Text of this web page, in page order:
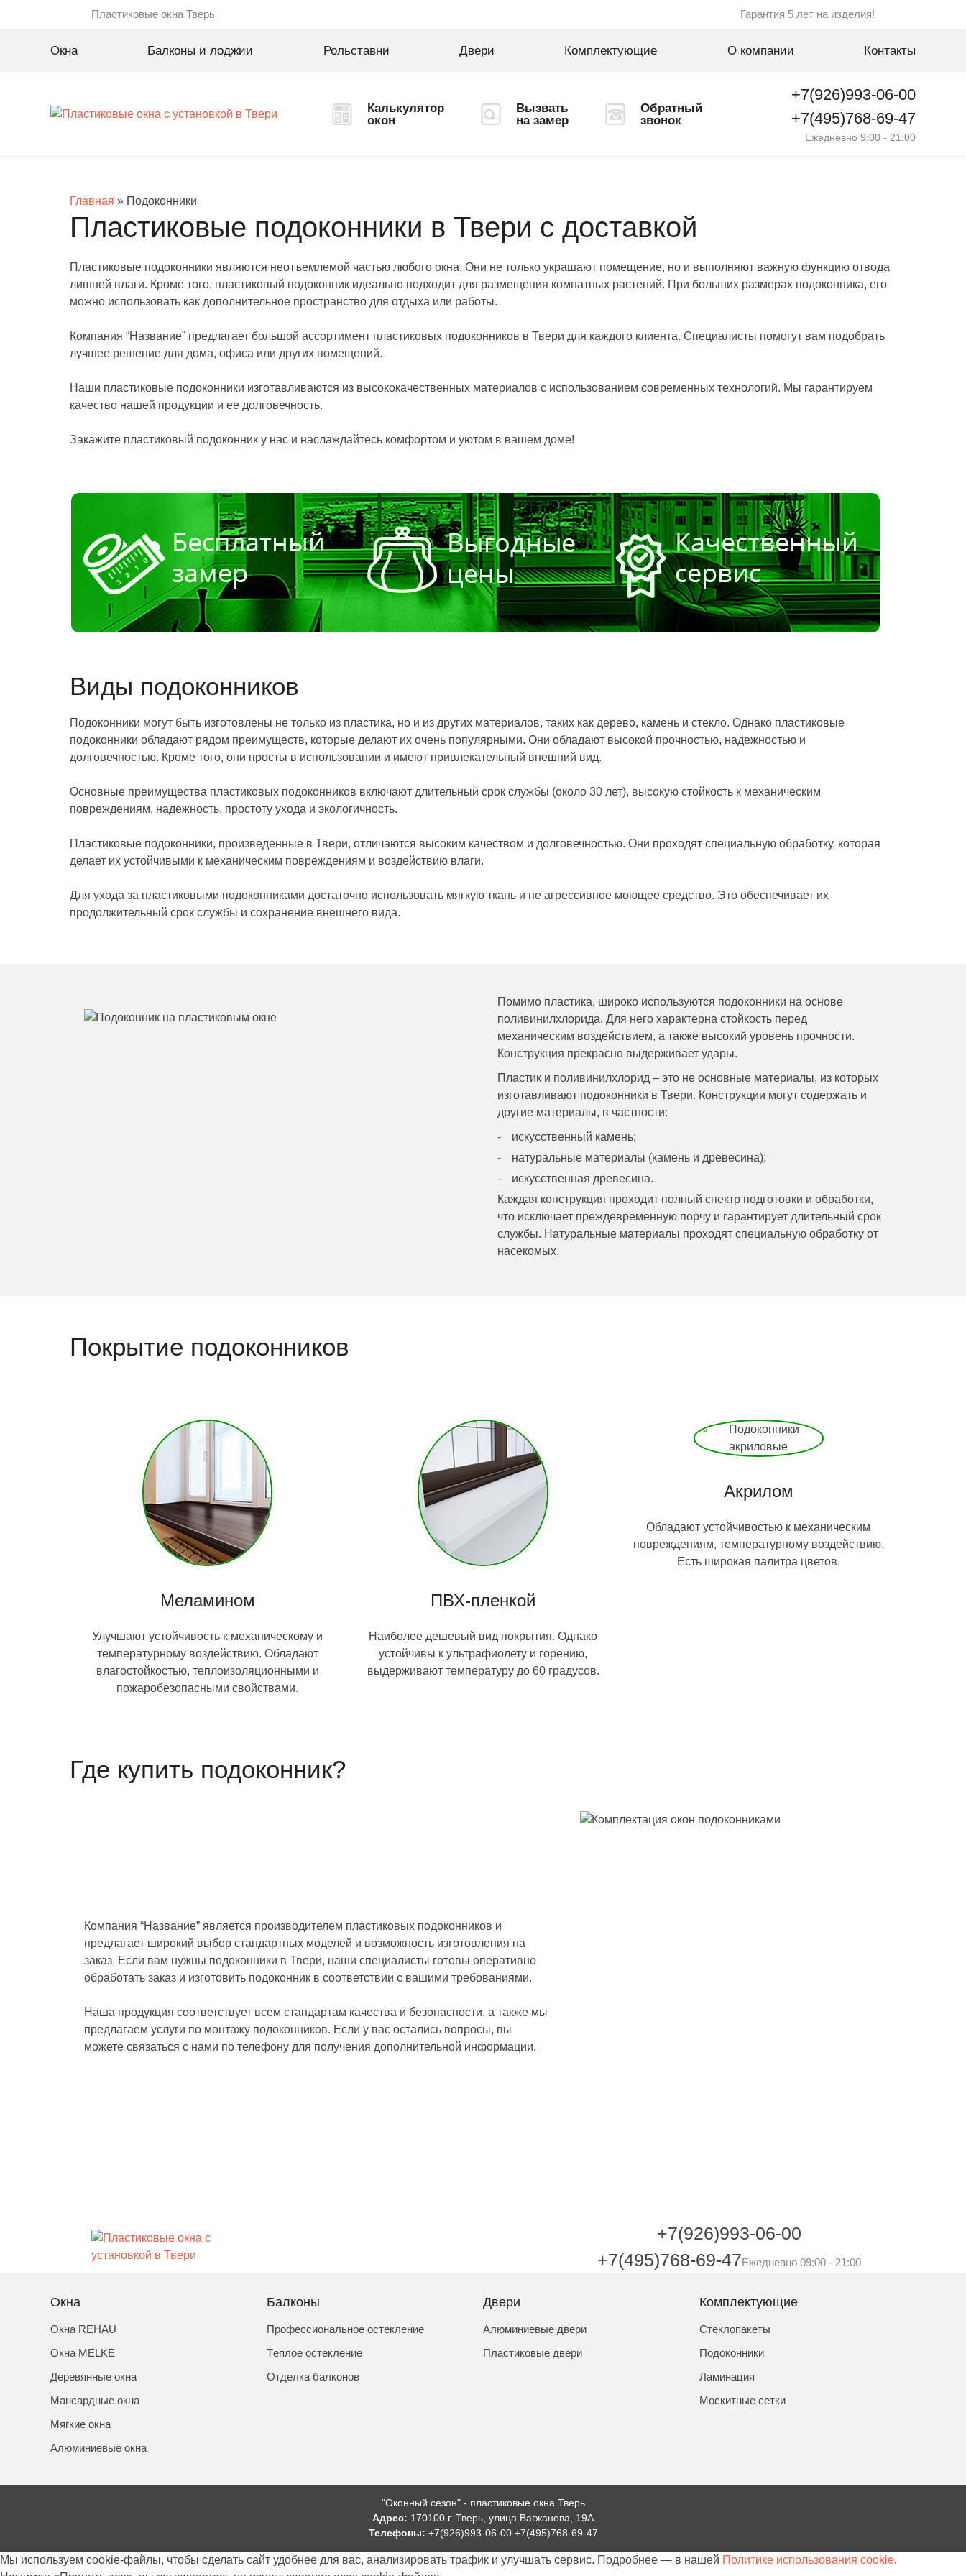
Пластиковые окна Тверь Гарантия 5 лет на изделия!
Окна Балконы и лоджии Рольставни Двери Комплектующие О компании Контакты
Калькулятор
окон
Вызвать
на замер
Обратный
звонок
+7(926)993-06-00
+7(495)768-69-47
Ежедневно 9:00 - 21:00
Главная » Подоконники
Пластиковые подоконники в Твери с доставкой
Пластиковые подоконники являются неотъемлемой частью любого окна. Они не только украшают помещение, но и выполняют важную функцию отвода
лишней влаги. Кроме того, пластиковый подоконник идеально подходит для размещения комнатных растений. При больших размерах подоконника, его
можно использовать как дополнительное пространство для отдыха или работы.
Компания “Название” предлагает большой ассортимент пластиковых подоконников в Твери для каждого клиента. Специалисты помогут вам подобрать
лучшее решение для дома, офиса или других помещений.
Наши пластиковые подоконники изготавливаются из высококачественных материалов с использованием современных технологий. Мы гарантируем
качество нашей продукции и ее долговечность.
Закажите пластиковый подоконник у нас и наслаждайтесь комфортом и уютом в вашем доме!
Виды подоконников
Подоконники могут быть изготовлены не только из пластика, но и из других материалов, таких как дерево, камень и стекло. Однако пластиковые
подоконники обладают рядом преимуществ, которые делают их очень популярными. Они обладают высокой прочностью, надежностью и
долговечностью. Кроме того, они просты в использовании и имеют привлекательный внешний вид.
Основные преимущества пластиковых подоконников включают длительный срок службы (около 30 лет), высокую стойкость к механическим
повреждениям, надежность, простоту ухода и экологичность.
Пластиковые подоконники, произведенные в Твери, отличаются высоким качеством и долговечностью. Они проходят специальную обработку, которая
делает их устойчивыми к механическим повреждениям и воздействию влаги.
Для ухода за пластиковыми подоконниками достаточно использовать мягкую ткань и не агрессивное моющее средство. Это обеспечивает их
продолжительный срок службы и сохранение внешнего вида.
Помимо пластика, широко используются подоконники на основе
поливинилхлорида. Для него характерна стойкость перед
механическим воздействием, а также высокий уровень прочности.
Конструкция прекрасно выдерживает удары.
Пластик и поливинилхлорид – это не основные материалы, из которых
изготавливают подоконники в Твери. Конструкции могут содержать и
другие материалы, в частности:
искусственный камень;
натуральные материалы (камень и древесина);
искусственная древесина.
Каждая конструкция проходит полный спектр подготовки и обработки,
что исключает преждевременную порчу и гарантирует длительный срок
службы. Натуральные материалы проходят специальную обработку от
насекомых.
Покрытие подоконников
Меламином
Улучшают устойчивость к механическому и
температурному воздействию. Обладают
влагостойкостью, теплоизоляционными и
пожаробезопасными свойствами.
ПВХ-пленкой
Наиболее дешевый вид покрытия. Однако
устойчивы к ультрафиолету и горению,
выдерживают температуру до 60 градусов.
Акрилом
Обладают устойчивостью к механическим
повреждениям, температурному воздействию.
Есть широкая палитра цветов.
Где купить подоконник?
Компания “Название” является производителем пластиковых подоконников и
предлагает широкий выбор стандартных моделей и возможность изготовления на
заказ. Если вам нужны подоконники в Твери, наши специалисты готовы оперативно
обработать заказ и изготовить подоконник в соответствии с вашими требованиями.
Наша продукция соответствует всем стандартам качества и безопасности, а также мы
предлагаем услуги по монтажу подоконников. Если у вас остались вопросы, вы
можете связаться с нами по телефону для получения дополнительной информации.
+7(926)993-06-00
+7(495)768-69-47Ежедневно 09:00 - 21:00
Окна
Окна REHAU
Окна MELKE
Деревянные окна
Мансардные окна
Мягкие окна
Алюминиевые окна
Балконы
Профессиональное остекление
Тёплое остекление
Отделка балконов
Двери
Алюминиевые двери
Пластиковые двери
Комплектующие
Стеклопакеты
Подоконники
Ламинация
Москитные сетки
"Оконный сезон" - пластиковые окна Тверь
Адрес: 170100 г. Тверь, улица Вагжанова, 19А
Телефоны: +7(926)993-06-00 +7(495)768-69-47
Мы используем cookie-файлы, чтобы сделать сайт удобнее для вас, анализировать трафик и улучшать сервис. Подробнее — в нашей Политике использования cookie.